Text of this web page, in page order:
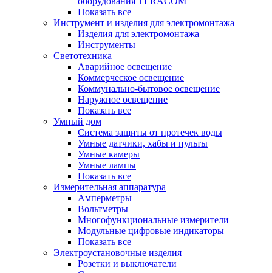
Показать все
Инструмент и изделия для электромонтажа
Изделия для электромонтажа
Инструменты
Светотехника
Аварийное освещение
Коммерческое освещение
Коммунально-бытовое освещение
Наружное освещение
Показать все
Умный дом
Система защиты от протечек воды
Умные датчики, хабы и пульты
Умные камеры
Умные лампы
Показать все
Измерительная аппаратура
Амперметры
Вольтметры
Многофункциональные измерители
Модульные цифровые индикаторы
Показать все
Электроустановочные изделия
Розетки и выключатели